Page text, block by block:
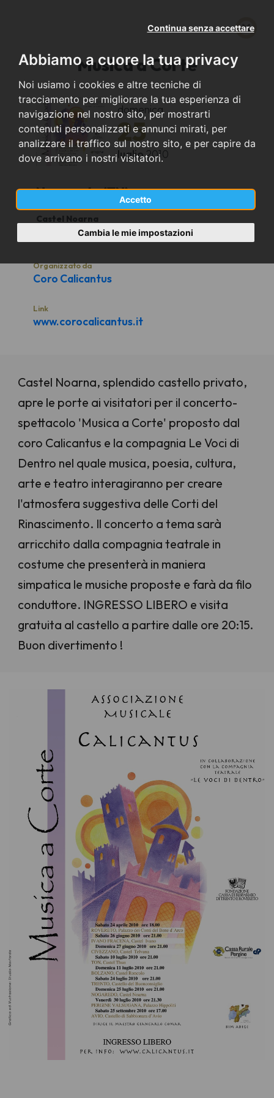
Abbiamo a cuore la tua privacy
Noi usiamo i cookies e altre tecniche di
tracciamento per migliorare la tua esperienza di
navigazione nel nostro sito, per mostrarti
contenuti personalizzati e annunci mirati, per
analizzare il traffico sul nostro sito, e per capire da
dove arrivano i nostri visitatori.
Accetto
Continua senza accettare
Cambia le mie impostazioni
Musica a Corte
domenica
25
luglio2010
Nogaredo (TN)
Castel Noarna
Organizzato da
Coro Calicantus
Link
www.corocalicantus.it
Castel Noarna, splendido castello privato,
apre le porte ai visitatori per il concerto-
spettacolo 'Musica a Corte' proposto dal
coro Calicantus e la compagnia Le Voci di
Dentro nel quale musica, poesia, cultura,
arte e teatro interagiranno per creare
l'atmosfera suggestiva delle Corti del
Rinascimento. Il concerto a tema sarà
arricchito dalla compagnia teatrale in
costume che presenterà in maniera
simpatica le musiche proposte e farà da filo
conduttore. INGRESSO LIBERO e visita
gratuita al castello a partire dalle ore 20:15.
Buon divertimento !